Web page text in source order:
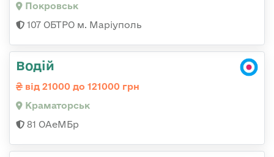
Покровськ
107 ОБТРО м. Маріуполь
Водій
від 21000 до 121000 грн
Краматорськ
81 ОАеМБр